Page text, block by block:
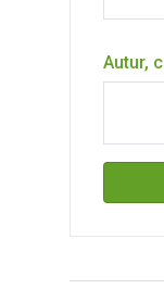
Autur,